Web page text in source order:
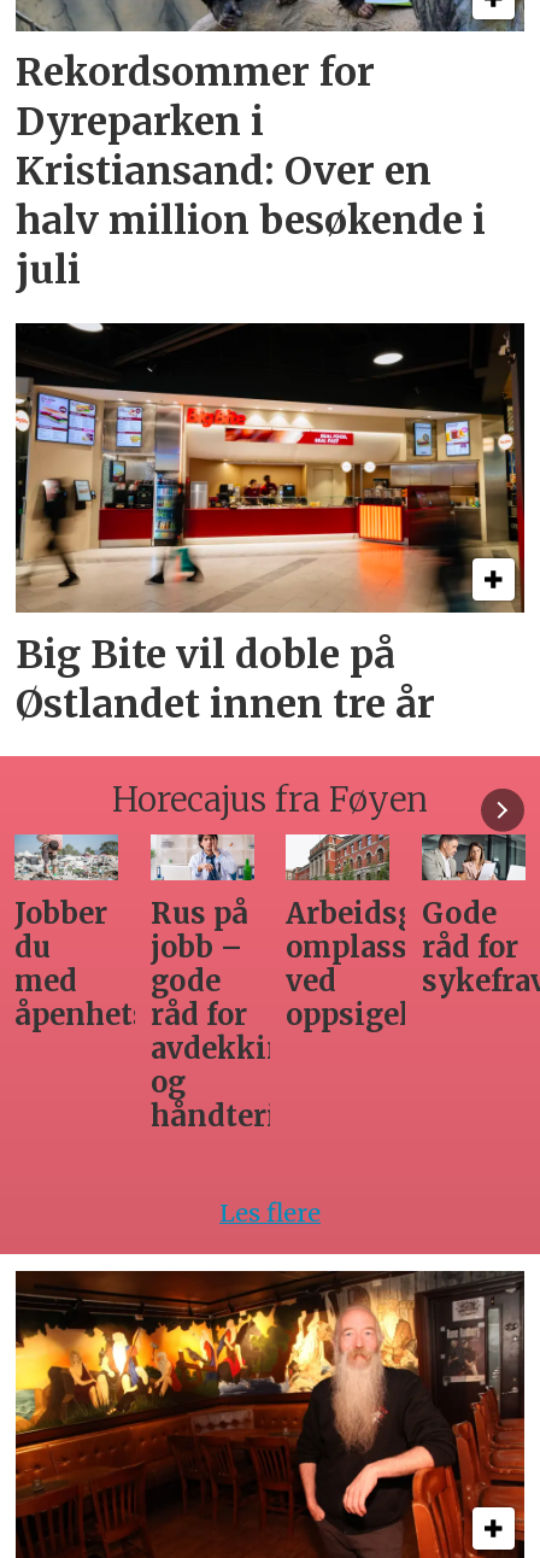
Rekordsommer for
Dyreparken i
Kristiansand: Over en
halv million besøkende i
juli
Big Bite vil doble på
Østlandet innen tre år
Horecajus fra Føyen
Arbeidsgivers
omplasseringsplikt
ved
oppsigelse
Gode
råd for
sykefraværsoppfølging
Seminar
om
varsling
Hvilken
adgang
har
Les flere